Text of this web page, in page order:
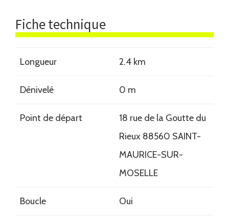
Fiche technique
Longueur 2.4 km
Dénivelé 0 m
Point de départ
18 rue de la Goutte du
Rieux 88560 SAINT-
MAURICE-SUR-
MOSELLE
Boucle Oui